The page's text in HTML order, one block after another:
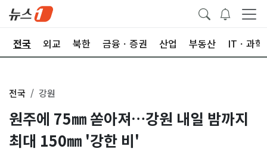
전국 외교 북한 금융ㆍ증권 산업 부동산 ITㆍ과학
전국 강원
원주에 75㎜ 쏟아져…강원 내일 밤까지
최대 150㎜ '강한 비'